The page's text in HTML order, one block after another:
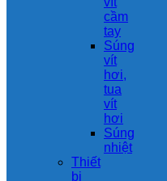
cầm
tay
Súng
vít
hơi,
tua
vít
hơi
Súng
nhiệt
Thiết
bị